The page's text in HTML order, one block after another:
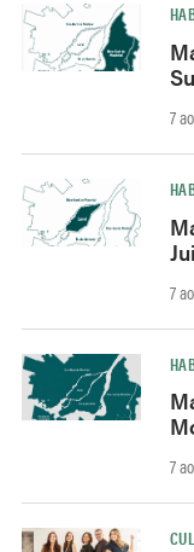
7
7
7